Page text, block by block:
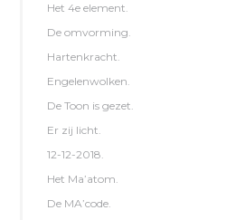
Het 4e element.
De omvorming.
Hartenkracht.
Engelenwolken.
De Toon is gezet.
Er zij licht.
12-12-2018.
Het Ma’atom.
De MA’code.